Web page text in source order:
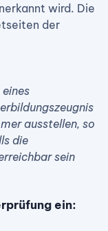
wird. Die
der
ausstellen, so
die
sein
ein: